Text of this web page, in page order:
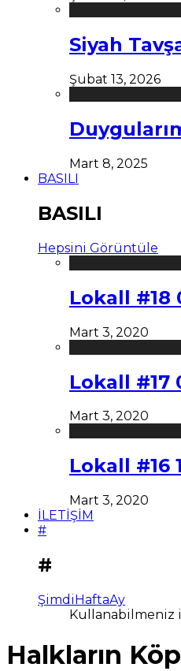
Siyah
Şubat 13, 2026
Mart 8, 2025
BASILI
BASILI
Hepsini Görüntüle
Lokall #18
Mart 3, 2020
Lokall #17
Mart 3, 2020
Lokall #16
Mart 3, 2020
İLETİŞİM
#
#
ŞimdiHaftaAy
Kullanabilmeniz
Halkların